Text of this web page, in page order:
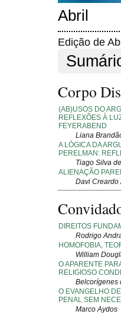
Abril
Edição de
Corpo
(AB)USOS DO
REFLEXÕES À
FEYERABEND
Liana
A LÓGICA DA
PERELMAN:
Tiago Silva
ALIENAÇÃO
Davi Creardo
DIREITOS
Rodrigo
HOMOFOBIA,
William
O APARENTE
RELIGIOSO
Belcorígenes
O EVANGELHO
PENAL SEM
Marco Aydos